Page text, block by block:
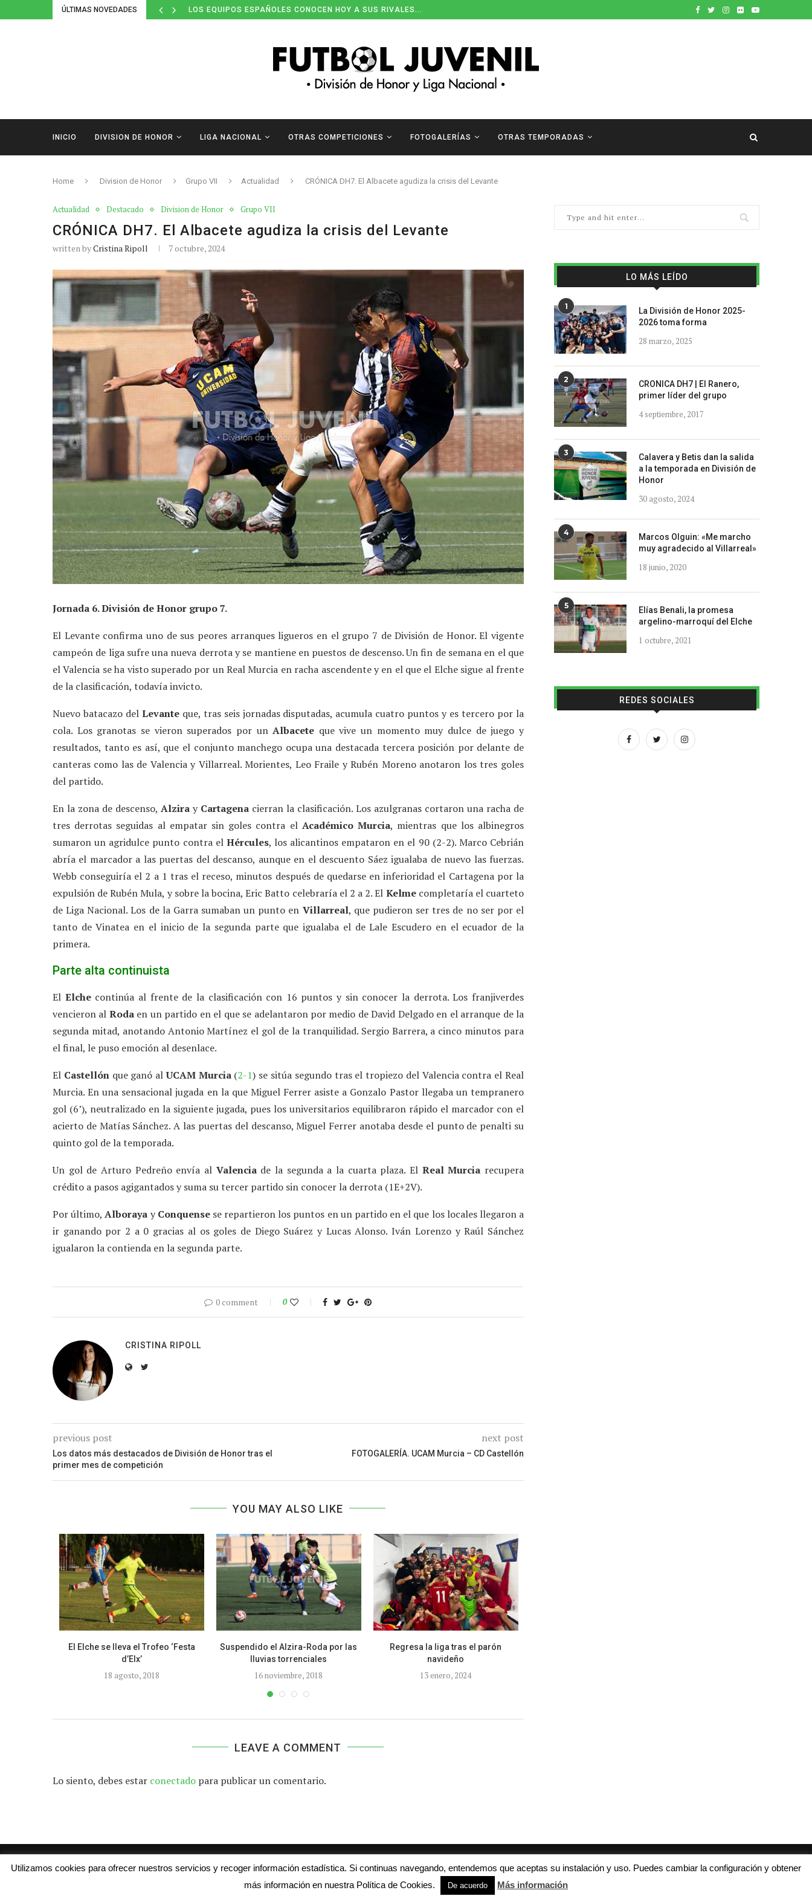
ÚLTIMAS NOVEDADES LOS EQUIPOS ESPAÑOLES CONOCEN HOY A SUS RIVALES...
INICIO DIVISION DE HONOR LIGA NACIONAL OTRAS COMPETICIONES FOTOGALERÍAS OTRAS TEMPORADAS
Home Division de Honor Grupo VII Actualidad CRÓNICA DH7. El Albacete agudiza la crisis del Levante
Actualidad Destacado Division de Honor Grupo VII
CRÓNICA DH7. El Albacete agudiza la crisis del Levante
written byCristina Ripoll 7 octubre, 2024
Jornada 6. División de Honor grupo 7.
El Levante confirma uno de sus peores arranques ligueros en el grupo 7 de División de Honor. El vigente
campeón de liga sufre una nueva derrota y se mantiene en puestos de descenso. Un fin de semana en el que
el Valencia se ha visto superado por un Real Murcia en racha ascendente y en el que el Elche sigue al frente
de la clasificación, todavía invicto.
Nuevo batacazo del Levanteque, tras seis jornadas disputadas, acumula cuatro puntos y es tercero por la
cola. Los granotas se vieron superados por unAlbacete que vive un momento muy dulce de juego y
resultados, tanto es así, que el conjunto manchego ocupa una destacada tercera posición por delante de
canteras como las de Valencia y Villarreal. Morientes, Leo Fraile y Rubén Moreno anotaron los tres goles
del partido.
En la zona de descenso, Alzira y Cartagena cierran la clasificación. Los azulgranas cortaron una racha de
tres derrotas seguidas al empatar sin goles contra el Académico Murcia, mientras que los albinegros
sumaron un agridulce punto contra el Hércules, los alicantinos empataron en el 90 (2-2). Marco Cebrián
abría el marcador a las puertas del descanso, aunque en el descuento Sáez igualaba de nuevo las fuerzas.
Webb conseguiría el 2 a 1 tras el receso, minutos después de quedarse en inferioridad el Cartagena por la
expulsión de Rubén Mula, y sobre la bocina, Eric Batto celebraría el 2 a 2. El Kelmecompletaría el cuarteto
de Liga Nacional. Los de la Garra sumaban un punto en Villarreal, que pudieron ser tres de no ser por el
tanto de Vinatea en el inicio de la segunda parte que igualaba el de Lale Escudero en el ecuador de la
primera.
Parte alta continuista
El Elchecontinúa al frente de la clasificación con 16 puntos y sin conocer la derrota. Los franjiverdes
vencieron al Rodaen un partido en el que se adelantaron por medio de David Delgado en el arranque de la
segunda mitad, anotando Antonio Martínez el gol de la tranquilidad. Sergio Barrera, a cinco minutos para
el final, le puso emoción al desenlace.
El Castellónque ganó alUCAM Murcia(2-1) se sitúa segundo tras el tropiezo del Valencia contra el Real
Murcia. En una sensacional jugada en la que Miguel Ferrer asiste a Gonzalo Pastor llegaba un tempranero
gol (6’), neutralizado en la siguiente jugada, pues los universitarios equilibraron rápido el marcador con el
acierto de Matías Sánchez. A las puertas del descanso, Miguel Ferrer anotaba desde el punto de penalti su
quinto gol de la temporada.
Un gol de Arturo Pedreño envía al Valenciade la segunda a la cuarta plaza. El Real Murcia recupera
crédito a pasos agigantados y suma su tercer partido sin conocer la derrota (1E+2V).
Por último,Alboraya yConquensese repartieron los puntos en un partido en el que los locales llegaron a
ir ganando por 2 a 0 gracias al os goles de Diego Suárez y Lucas Alonso. Iván Lorenzo y Raúl Sánchez
igualaron la contienda en la segunda parte.
0 comment 0
CRISTINA RIPOLL
previous post
Los datos más destacados de División de Honor tras el
primer mes de competición
next post
FOTOGALERÍA. UCAM Murcia – CD Castellón
YOU MAY ALSO LIKE
El Elche se lleva el Trofeo ‘Festa
d’Elx’
18 agosto, 2018
Suspendido el Alzira-Roda por las
lluvias torrenciales
16 noviembre, 2018
Regresa la liga tras el parón
navideño
13 enero, 2024
LEAVE A COMMENT
Lo siento, debes estar conectado para publicar un comentario.
LO MÁS LEÍDO
1
La División de Honor 2025-
2026 toma forma
28 marzo, 2025
2
CRONICA DH7 | El Ranero,
primer líder del grupo
4 septiembre, 2017
3
Calavera y Betis dan la salida
a la temporada en División de
Honor
30 agosto, 2024
4
Marcos Olguin: «Me marcho
muy agradecido al Villarreal»
18 junio, 2020
5
Elías Benali, la promesa
argelino-marroquí del Elche
1 octubre, 2021
REDES SOCIALES
Aviso legal Contacto Colabora con nosotros
© 2016 - futboljuvenil.es
Utilizamos cookies para ofrecer nuestros servicios y recoger información estadística. Si continuas navegando, entendemos que aceptas su instalación y uso. Puedes cambiar la configuración y obtener
más información en nuestra Política de Cookies.
De acuerdo Más información